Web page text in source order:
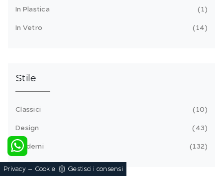
In Plastica 1
In Vetro 14
Stile
Classici 10
Design 43
Moderni 132
Privacy- Cookie Gestisci i consensi